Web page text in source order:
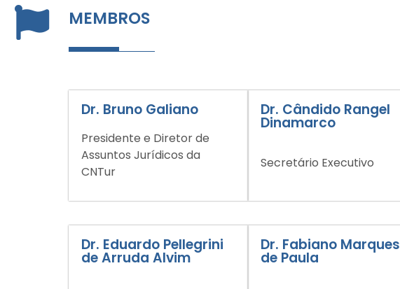
MEMBROS
Dr. Bruno Galiano
Presidente e Diretor de
Assuntos Jurídicos da
CNTur
Dr. Cândido Rangel
Dinamarco
Secretário Executivo
Dr. Eduardo Pellegrini
de Arruda Alvim
Dr. Fabiano Marques
de Paula